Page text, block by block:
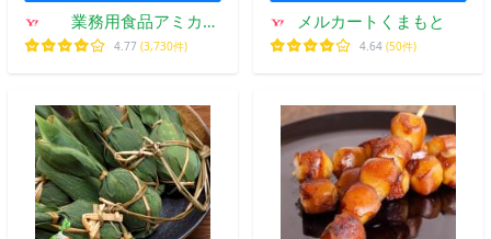
業務用食品アミカ
Yahoo!店
4.77 (3,730件)
メルカートくまもと
4.64 (50件)